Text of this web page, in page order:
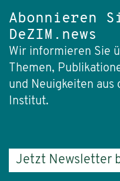
Abonnieren
DeZIM.news
Wir informieren Sie
Themen,
und Neuigkeiten aus
Institut.
Jetzt Newsletter